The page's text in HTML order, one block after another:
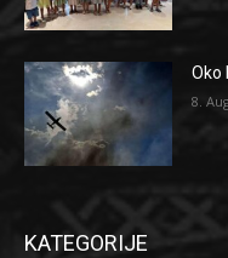
Oko
8.
KATEGORIJE